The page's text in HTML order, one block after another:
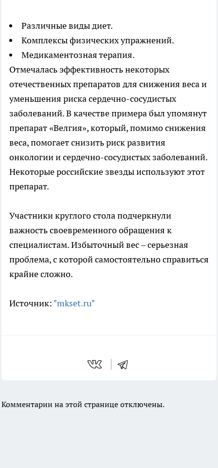
Различные виды диет.
Комплексы физических упражнений.
Медикаментозная терапия.
Отмечалась эффективность некоторых
отечественных препаратов для снижения веса и
уменьшения риска сердечно-сосудистых
заболеваний. В качестве примера был упомянут
препарат «Велгия», который, помимо снижения
веса, помогает снизить риск развития
онкологии и сердечно-сосудистых заболеваний.
Некоторые российские звезды используют этот
препарат.
Участники круглого стола подчеркнули
важность своевременного обращения к
специалистам. Избыточный вес – серьезная
проблема, с которой самостоятельно справиться
крайне сложно.
Источник: "mkset.ru"
Комментарии на этой странице отключены.